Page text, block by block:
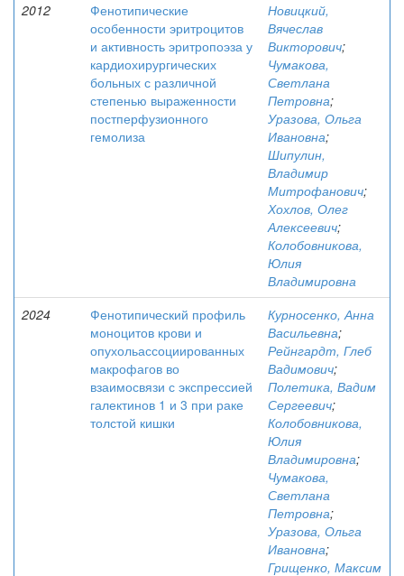
2012
Фенотипические
особенности эритроцитов
и активность эритропоэза у
кардиохирургических
больных с различной
степенью выраженности
постперфузионного
гемолиза
Новицкий,
Вячеслав
Викторович;
Чумакова,
Светлана
Петровна;
Уразова, Ольга
Ивановна;
Шипулин,
Владимир
Митрофанович;
Хохлов, Олег
Алексеевич;
Колобовникова,
Юлия
Владимировна
2024
Фенотипический профиль
моноцитов крови и
опухольассоциированных
макрофагов во
взаимосвязи с экспрессией
галектинов 1 и 3 при раке
толстой кишки
Курносенко, Анна
Васильевна;
Рейнгардт, Глеб
Вадимович;
Полетика, Вадим
Сергеевич;
Колобовникова,
Юлия
Владимировна;
Чумакова,
Светлана
Петровна;
Уразова, Ольга
Ивановна;
Грищенко, Максим